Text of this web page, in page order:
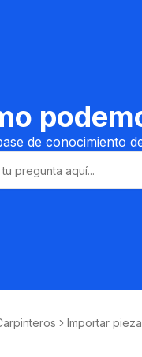
de conocimiento
Importar